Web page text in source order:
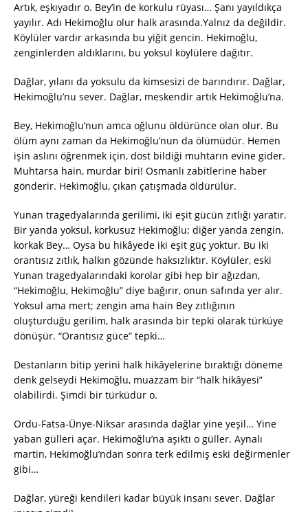
Artık, eşkıyadır o. Bey’in de korkulu rüyası… Şanı yayıldıkça
yayılır. Adı Hekimoğlu olur halk arasında.Yalnız da değildir.
Köylüler vardır arkasında bu yiğit gencin. Hekimoğlu,
zenginlerden aldıklarını, bu yoksul köylülere dağıtır.
Dağlar, yılanı da yoksulu da kimsesizi de barındırır. Dağlar,
Hekimoğlu’nu sever. Dağlar, meskendir artık Hekimoğlu’na.
Bey, Hekimoğlu’nun amca oğlunu öldürünce olan olur. Bu
ölüm aynı zaman da Hekimoğlu’nun da ölümüdür. Hemen
işin aslını öğrenmek için, dost bildiği muhtarın evine gider.
Muhtarsa hain, murdar biri! Osmanlı zabitlerine haber
gönderir. Hekimoğlu, çıkan çatışmada öldürülür.
Yunan tragedyalarında gerilimi, iki eşit gücün zıtlığı yaratır.
Bir yanda yoksul, korkusuz Hekimoğlu; diğer yanda zengin,
korkak Bey… Oysa bu hikâyede iki eşit güç yoktur. Bu iki
orantısız zıtlık, halkın gözünde haksızlıktır. Köylüler, eski
Yunan tragedyalarındaki korolar gibi hep bir ağızdan,
“Hekimoğlu, Hekimoğlu” diye bağırır, onun safında yer alır.
Yoksul ama mert; zengin ama hain Bey zıtlığının
oluşturduğu gerilim, halk arasında bir tepki olarak türküye
dönüşür. “Orantısız güce” tepki…
Destanların bitip yerini halk hikâyelerine bıraktığı döneme
denk gelseydi Hekimoğlu, muazzam bir “halk hikâyesi”
olabilirdi. Şimdi bir türküdür o.
Ordu-Fatsa-Ünye-Niksar arasında dağlar yine yeşil… Yine
yaban gülleri açar. Hekimoğlu’na aşıktı o güller. Aynalı
martin, Hekimoğlu’ndan sonra terk edilmiş eski değirmenler
gibi…
Dağlar, yüreği kendileri kadar büyük insanı sever. Dağlar